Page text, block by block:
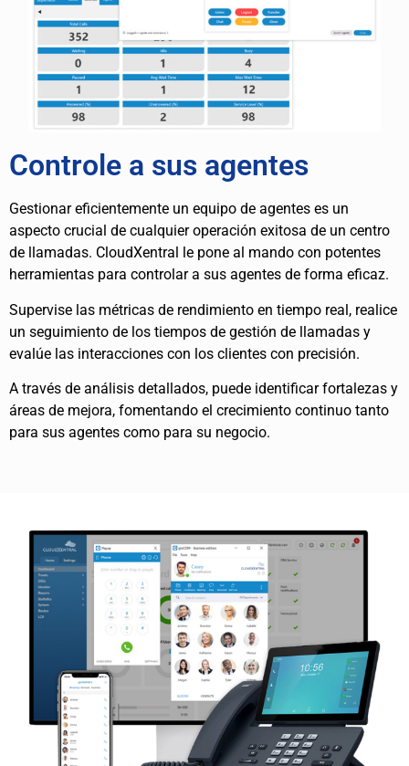
Controle a sus agentes
Gestionar eficientemente un equipo de agentes es un
aspecto crucial de cualquier operación exitosa de un centro
de llamadas. CloudXentral le pone al mando con potentes
herramientas para controlar a sus agentes de forma eficaz.
Supervise las métricas de rendimiento en tiempo real, realice
un seguimiento de los tiempos de gestión de llamadas y
evalúe las interacciones con los clientes con precisión.
A través de análisis detallados, puede identificar fortalezas y
áreas de mejora, fomentando el crecimiento continuo tanto
para sus agentes como para su negocio.